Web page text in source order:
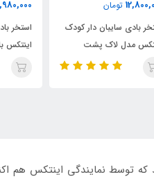
19,980,000
استخر بادی خانوادگی لوکس
اینتکس با سایبان متحرک
توسط نمایندگی اینتکس هم